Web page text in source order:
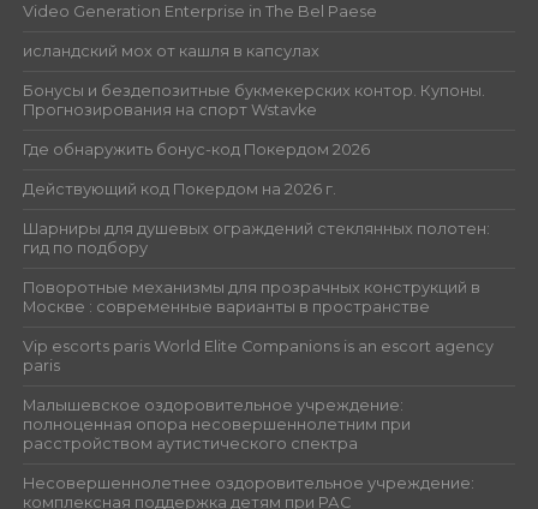
Video Generation Enterprise in The Bel Paese
исландский мох от кашля в капсулах
Бонусы и бездепозитные букмекерских контор. Купоны.
Прогнозирования на спорт Wstavke
Где обнаружить бонус-код Покердом 2026
Действующий код Покердом на 2026 г.
Шарниры для душевых ограждений стеклянных полотен:
гид по подбору
Поворотные механизмы для прозрачных конструкций в
Москве : современные варианты в пространстве
Vip escorts paris World Elite Companions is an escort agency
paris
Малышевское оздоровительное учреждение:
полноценная опора несовершеннолетним при
расстройством аутистического спектра
Несовершеннолетнее оздоровительное учреждение:
комплексная поддержка детям при РАС